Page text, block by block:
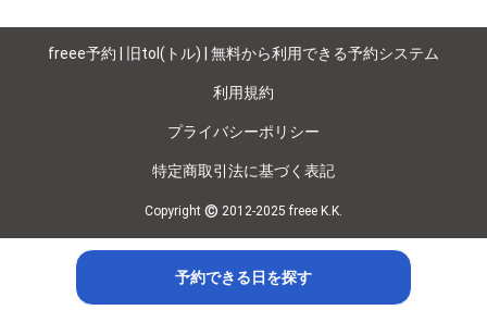
予約できる日を探す
freee予約 | 旧tol(トル) | 無料から利用できる予約システム
利用規約
プライバシーポリシー
特定商取引法に基づく表記
Copyright © 2012-2025 freee K.K.